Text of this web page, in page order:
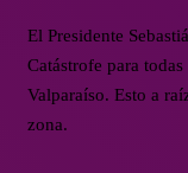
El Presidente
Catástrofe para
Valparaíso. Esto a
zona.